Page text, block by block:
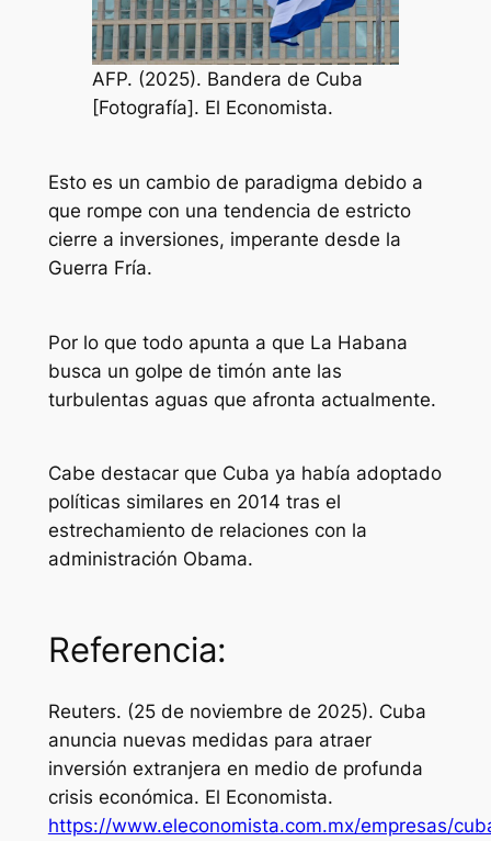
AFP. (2025). Bandera de Cuba
[Fotografía]. El Economista.
Esto es un cambio de paradigma debido a
que rompe con una tendencia de estricto
cierre a inversiones, imperante desde la
Guerra Fría.
Por lo que todo apunta a que La Habana
busca un golpe de timón ante las
turbulentas aguas que afronta actualmente.
Cabe destacar que Cuba ya había adoptado
políticas similares en 2014 tras el
estrechamiento de relaciones con la
administración Obama.
Referencia:
Reuters. (25 de noviembre de 2025). Cuba
anuncia nuevas medidas para atraer
inversión extranjera en medio de profunda
crisis económica. El Economista.
https://www.eleconomista.com.mx/empresas/